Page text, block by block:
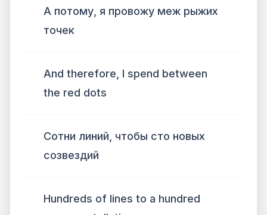
А потому, я провожу меж рыжих
точек
And therefore, I spend between
the red dots
Сотни линий, чтобы сто новых
созвездий
Hundreds of lines to a hundred